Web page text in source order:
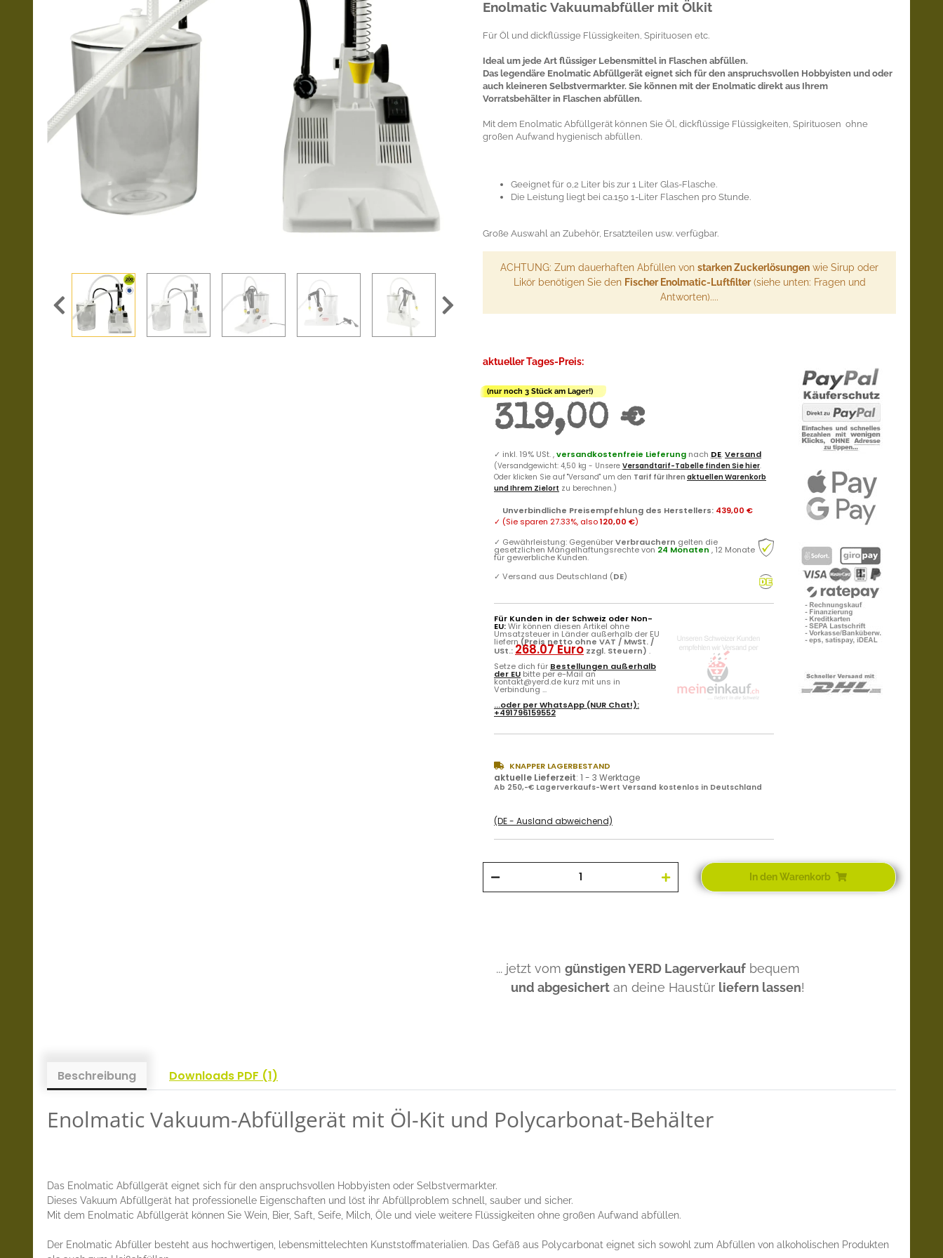
Enolmatic Vakuumabfüller mit Ölkit
Für Öl und dickflüssige Flüssigkeiten, Spirituosen etc.
Ideal um jede Art flüssiger Lebensmittel in Flaschen abfüllen.
Das legendäre Enolmatic Abfüllgerät eignet sich für den anspruchsvollen Hobbyisten und oder
auch kleineren Selbstvermarkter. Sie können mit der Enolmatic direkt aus Ihrem
Vorratsbehälter in Flaschen abfüllen.
Mit dem Enolmatic Abfüllgerät können Sie Öl, dickflüssige Flüssigkeiten, Spirituosen ohne
großen Aufwand hygienisch abfüllen.
Geeignet für 0,2 Liter bis zur 1 Liter Glas-Flasche.
Die Leistung liegt bei ca.150 1-Liter Flaschen pro Stunde.
Große Auswahl an Zubehör, Ersatzteilen usw. verfügbar.
ACHTUNG: Zum dauerhaften Abfüllen von starken Zuckerlösungen wie Sirup oder
Likör benötigen Sie den Fischer Enolmatic-Luftfilter(siehe unten: Fragen und
Antworten)....
aktueller Tages-Preis:
(nur noch 3 Stück am Lager!)
319,00 €
✓ inkl. 19% USt. ,versandkostenfreie Lieferung nach DE.Versand
(Versandgewicht: 4,50 kg - Unsere Versandtarif-Tabelle finden Sie hier.
Oder klicken Sie auf "Versand" um den Tarif für Ihren aktuellen Warenkorb
und Ihrem Zielort zu berechnen.)
Unverbindliche Preisempfehlung des Herstellers: 439,00 €
✓ (Sie sparen 27.33%, also120,00 €)
✓ Gewährleistung: GegenüberVerbrauchern gelten die
gesetzlichen Mängelhaftungsrechte von 24 Monaten , 12 Monate
für gewerbliche Kunden.
✓ Versand aus Deutschland (DE)
Für Kunden in der Schweiz oder Non-
EU:Wir können diesen Artikel ohne
Umsatzsteuer in Länder außerhalb der EU
liefern (Preis netto ohne VAT / MwSt. /
USt.: 268.07 Euro zzgl. Steuern) .
Setze dich für Bestellungen außerhalb
der EU bitte per e-Mail an
kontakt@yerd.de kurz mit uns in
Verbindung ...
...oder perWhatsApp (NUR Chat!):
+491796159552
KNAPPER LAGERBESTAND
aktuelle Lieferzeit: 1 - 3 Werktage
Ab 250,-€ Lagerverkaufs-Wert Versand kostenlos in Deutschland
(DE - Ausland abweichend)
In den Warenkorb
... jetzt vom günstigen YERD Lagerverkauf bequem
und abgesichert an deine Haustür liefern lassen!
Beschreibung Downloads PDF (1)
Enolmatic Vakuum-Abfüllgerät mit Öl-Kit und Polycarbonat-Behälter
Das Enolmatic Abfüllgerät eignet sich für den anspruchsvollen Hobbyisten oder Selbstvermarkter.
Dieses Vakuum Abfüllgerät hat professionelle Eigenschaften und löst ihr Abfüllproblem schnell, sauber und sicher.
Mit dem Enolmatic Abfüllgerät können Sie Wein, Bier, Saft, Seife, Milch, Öle und viele weitere Flüssigkeiten ohne großen Aufwand abfüllen.
Der Enolmatic Abfüller besteht aus hochwertigen, lebensmittelechten Kunststoffmaterialien. Das Gefäß aus Polycarbonat eignet sich sowohl zum Abfüllen von alkoholischen Produkten